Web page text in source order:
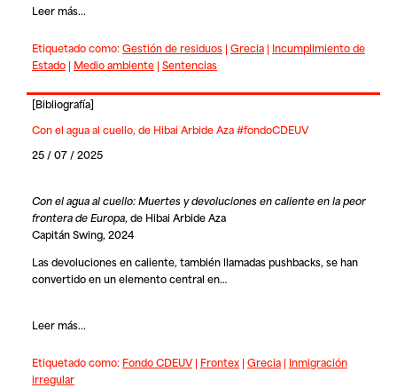
Leer más...
Etiquetado como:Gestión de residuos| Grecia| Incumplimiento de
Estado| Medio ambiente| Sentencias
[Bibliografía]
Con el agua al cuello, de Hibai Arbide Aza #fondoCDEUV
25 / 07 / 2025
Con el agua al cuello: Muertes y devoluciones en caliente en la peor
frontera de Europa, de Hibai Arbide Aza
Capitán Swing, 2024
Las devoluciones en caliente, también llamadas pushbacks, se han
convertido en un elemento central en…
Leer más...
Etiquetado como: Fondo CDEUV| Frontex| Grecia| Inmigración
irregular